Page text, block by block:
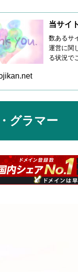
当サイ
数あるサ
運営に関
る状況で
グラマー